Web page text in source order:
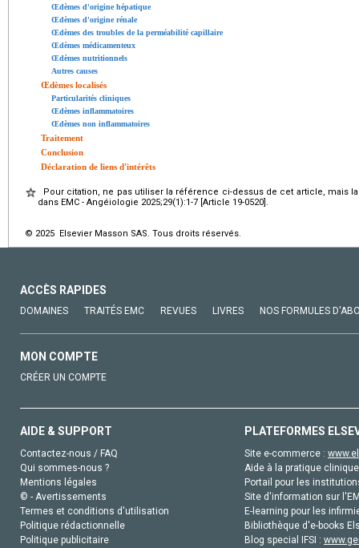
Œdèmes d'origine hépatique
Œdèmes d'origine rénale
Œdèmes des troubles de la perméabilité capillaire
Œdèmes médicamenteux
Œdèmes nutritionnels
Autres causes
Œdèmes localisés
Particularités cliniques
Œdèmes inflammatoires
Œdèmes non inflammatoires
Traitement
Conclusion
Déclaration de liens d'intérêts
Pour citation, ne pas utiliser la référence ci-dessus de cet article, mais
dans EMC - Angéiologie 2025;29(1):1-7 [Article 19-0520].
© 2025 Elsevier Masson SAS. Tous droits réservés.
ACCÈS RAPIDES
DOMAINES TRAITÉS EMC REVUES LIVRES NOS FORMULES
MON COMPTE
CRÉER UN COMPTE
AIDE & SUPPORT
Contactez-nous / FAQ
Qui sommes-nous ?
Mentions légales
© - Avertissements
Termes et conditions d'utilisation
Politique rédactionnelle
Politique publicitaire
PLATEFORMES
Site e-commerce :
Aide à la pratique
Portail pour les
Site d'information sur
E-learning pour les
Bibliothèque d'e-books
Blog special IFSI :